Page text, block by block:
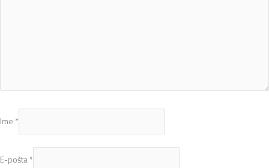
Ime *
E-pošta *